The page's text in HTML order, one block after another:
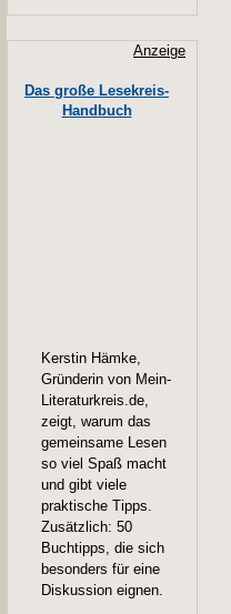
Anzeige
Das große Lesekreis-
Handbuch
Kerstin Hämke,
Gründerin von Mein-
Literaturkreis.de,
zeigt, warum das
gemeinsame Lesen
so viel Spaß macht
und gibt viele
praktische Tipps.
Zusätzlich: 50
Buchtipps, die sich
besonders für eine
Diskussion eignen.